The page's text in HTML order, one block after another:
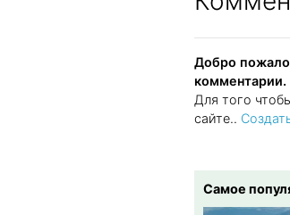
Добро
комментарии.
Для того
сайте..
Самое